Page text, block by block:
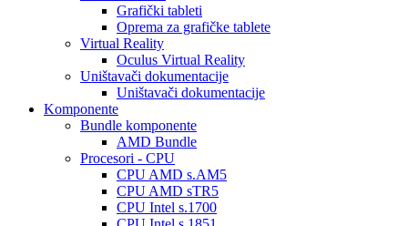
Grafički tableti
Oprema za grafičke tablete
Virtual Reality
Oculus Virtual Reality
Uništavači dokumentacije
Uništavači dokumentacije
Komponente
Bundle komponente
AMD Bundle
Procesori - CPU
CPU AMD s.AM5
CPU AMD sTR5
CPU Intel s.1700